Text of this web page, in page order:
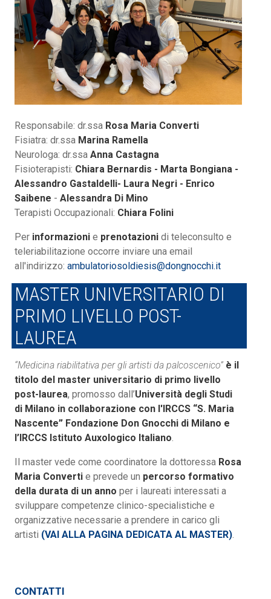
Responsabile: dr.ssa Rosa Maria Converti
Fisiatra: dr.ssa Marina Ramella
Neurologa: dr.ssa Anna Castagna
Fisioterapisti: Chiara Bernardis - Marta Bongiana -
Alessandro Gastaldelli- Laura Negri - Enrico
Saibene - Alessandra Di Mino
Terapisti Occupazionali: Chiara Folini
Per informazioni e prenotazioni di teleconsulto e
teleriabilitazione occorre inviare una email
all'indirizzo: ambulatoriosoldiesis@dongnocchi.it
MASTER UNIVERSITARIO DI
PRIMO LIVELLO POST-
LAUREA
“Medicina riabilitativa per gli artisti da palcoscenico” è il
titolo del master universitario di primo livello
post-laurea, promosso dall’Università degli Studi
di Milano in collaborazione con l'IRCCS “S. Maria
Nascente” Fondazione Don Gnocchi di Milano e
l’IRCCS Istituto Auxologico Italiano.
Il master vede come coordinatore la dottoressa Rosa
Maria Converti e prevede un percorso formativo
della durata di un anno per i laureati interessati a
sviluppare competenze clinico-specialistiche e
organizzative necessarie a prendere in carico gli
artisti (VAI ALLA PAGINA DEDICATA AL MASTER).
CONTATTI